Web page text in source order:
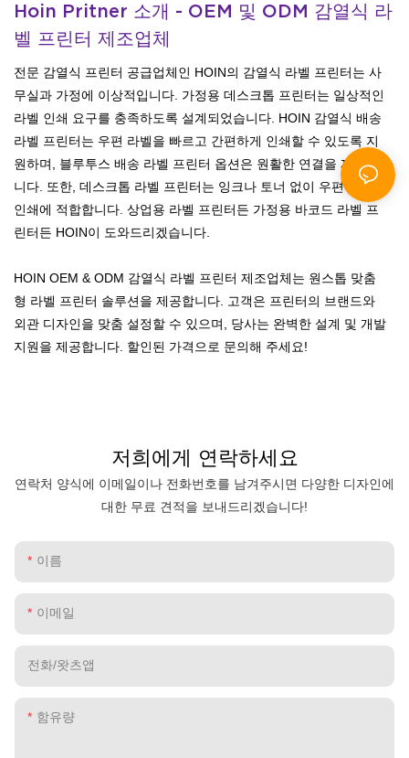
Hoin Pritner 소개 - OEM 및 ODM 감열식 라
벨 프린터 제조업체
전문 감열식 프린터 공급업체인 HOIN의 감열식 라벨 프린터는 사
무실과 가정에 이상적입니다. 가정용 데스크톱 프린터는 일상적인
라벨 인쇄 요구를 충족하도록 설계되었습니다. HOIN 감열식 배송
라벨 프린터는 우편 라벨을 빠르고 간편하게 인쇄할 수 있도록 지
원하며, 블루투스 배송 라벨 프린터 옵션은 원활한 연결을 제공합
니다. 또한, 데스크톱 라벨 프린터는 잉크나 토너 없이 우편 라벨
인쇄에 적합합니다. 상업용 라벨 프린터든 가정용 바코드 라벨 프
린터든 HOIN이 도와드리겠습니다.
HOIN OEM & ODM 감열식 라벨 프린터 제조업체는 원스톱 맞춤
형 라벨 프린터 솔루션을 제공합니다. 고객은 프린터의 브랜드와
외관 디자인을 맞춤 설정할 수 있으며, 당사는 완벽한 설계 및 개발
지원을 제공합니다. 할인된 가격으로 문의해 주세요!
저희에게 연락하세요
연락처 양식에 이메일이나 전화번호를 남겨주시면 다양한 디자인에
대한 무료 견적을 보내드리겠습니다!
이름
이메일
전화/왓츠앱
함유량